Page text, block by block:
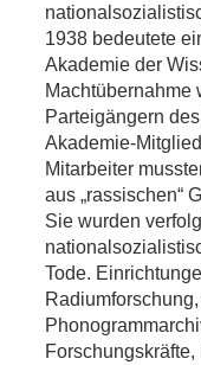
1938 bedeutete
Akademie der
Machtübernahme
Parteigängern
Akademie-
Mitarbeiter
aus „rassischen“
Sie wurden
Tode.